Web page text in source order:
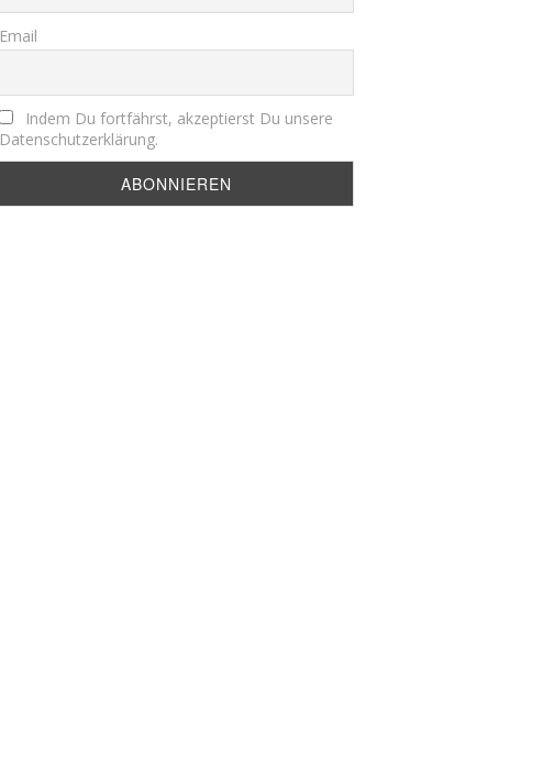
Email
Indem Du fortfährst, akzeptierst Du unsere
Datenschutzerklärung.